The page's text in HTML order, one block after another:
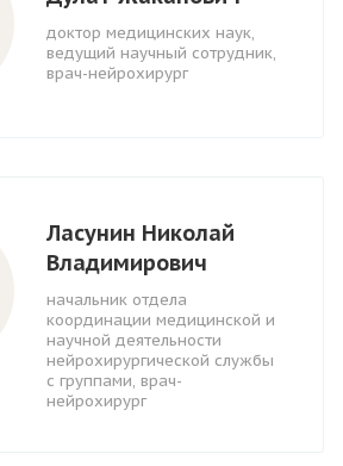
доктор медицинских наук,
ведущий научный сотрудник,
врач-нейрохирург
Ласунин Николай
Владимирович
начальник отдела
координации медицинской и
научной деятельности
нейрохирургической службы
с группами, врач-
нейрохирург